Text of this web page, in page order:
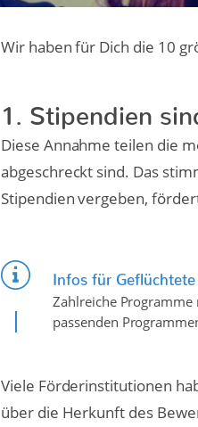
Wir haben für Dich die 10
1. Stipendien
Diese Annahme teilen die
abgeschreckt sind. Das
Stipendien vergeben,
Infos für Geflüchtete
Zahlreiche
passenden
Viele Förderinstitutionen
über die Herkunft des